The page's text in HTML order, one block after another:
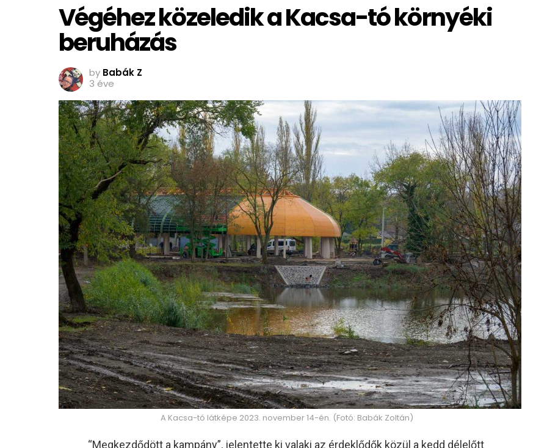
Végéhez közeledik a Kacsa-tó környéki
beruházás
by Babák Z
3 éve
A Kacsa-tó látképe 2023. november 14-én. (Fotó: Babák Zoltán)
“Megkezdődött a kampány”, jelentette ki valaki az érdeklődők közül a kedd délelőtt